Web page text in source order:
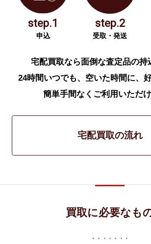
step.1
申込
step.2
受取・発送
宅配買取なら面倒な査定品の持
24時間いつでも、空いた時間に、
簡単手間なくご利用いただけ
宅配買取の流れ
買取に必要なも